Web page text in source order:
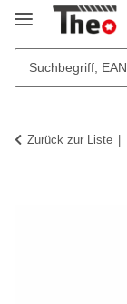
Zurück zur Liste